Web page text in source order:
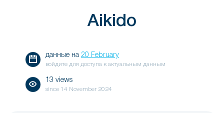
Aikido
данные на 20 February
войдите для доступа к актуальным данным
13 views
since 14 November 2024